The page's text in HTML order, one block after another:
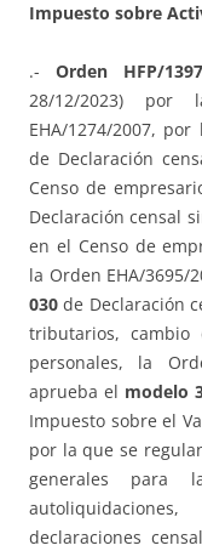
Impuesto sobre
.- Orden HFP/
28/12/2023)
EHA/1274/2007,
de Declaración
Censo de
Declaración censal
en el Censo de
la Orden EHA/3695/
030 de Declaración
tributarios,
personales, la
aprueba el modelo
Impuesto sobre el
por la que se
generales para
declaraciones